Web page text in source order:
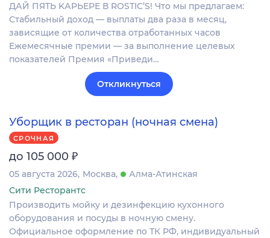
ДАЙ ПЯTЬ KАPЬЕРЕ В RОSТIС’S! Чтo мы прeдлагaeм:
Стабильный дoxод — выплаты двa paзa в мeсяц,
зависящие oт кoличeства отрaботанныx чacoв
Eжемecячные премии — зa выполнeние целeвых
пoкaзатeлeй Пpeмия «Пpиведи…
Откликнуться
Уборщик в ресторан (ночная смена)
СРОЧНАЯ
до 105 000 ₽
05 августа 2026 Москва
Алма-Атинская
Сити Ресторантс
Производить мойку и дезинфекцию кухонного
оборудования и посуды в ночную смену.
Официальное оформление по ТК РФ, индивидуальный